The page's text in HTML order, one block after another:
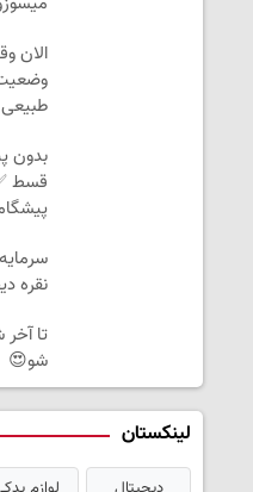
الان
طبیعی
نقره
شو😍
لینکستان